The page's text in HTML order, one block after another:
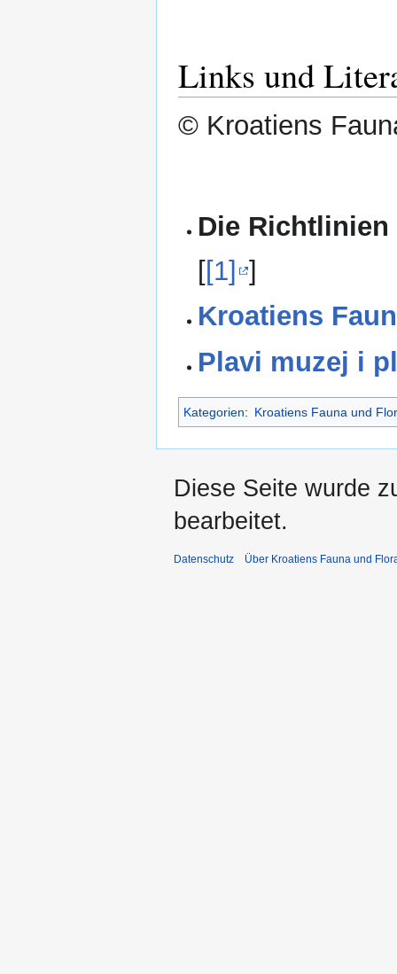
Links und
© Kroatiens
Die
[[1] ]
Kroatiens
Plavi muzej i
Kategorien: Kroatiens Fauna und
Diese Seite wurde
bearbeitet.
Datenschutz Über Kroatiens Fauna und